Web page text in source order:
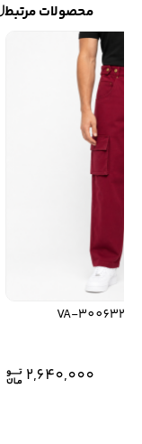
محصولات مرتبط
2,640,000